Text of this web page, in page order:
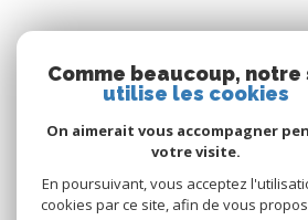
Nous suivre
Comme beaucoup, notre
utilise les cookies
On aimerait vous accompagner
votre visite.
En poursuivant, vous acceptez
cookies par ce site, afin de vous